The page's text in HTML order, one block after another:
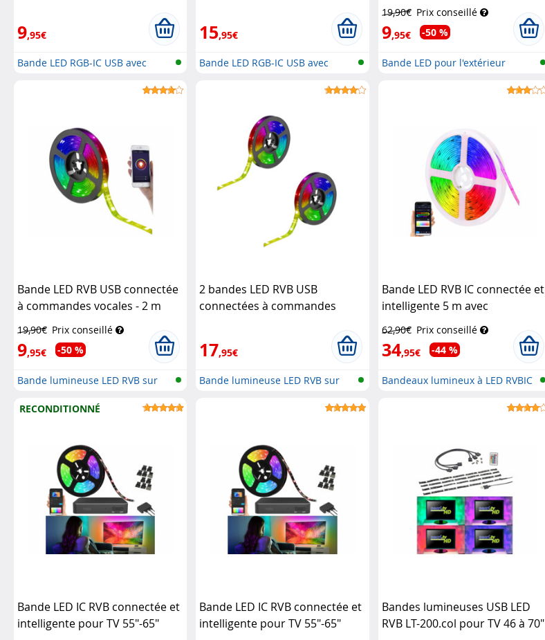
9,95€
Bande LED RGB-IC USB avec
15,95€
Bande LED RGB-IC USB avec
19,90€ Prix conseillé
9,95€ -50 %
Bande LED pour l'extérieur
Bande LED RVB USB connectée
à commandes vocales - 2 m
Luminea Home Control
19,90€ Prix conseillé
9,95€ -50 %
Bande lumineuse LED RVB sur
2 bandes LED RVB USB
connectées à commandes
17,95€
Bande lumineuse LED RVB sur
Bande LED RVB IC connectée et
intelligente 5 m avec
commandes vocales
Home Control
62,90€ Prix conseillé
34,95€ -44 %
Bandeaux lumineux à LED RVBIC
RECONDITIONNÉ
Bande LED IC RVB connectée et
intelligente pour TV 55"-65"
Bande LED IC RVB connectée et
intelligente pour TV 55"-65"
Bandes lumineuses USB LED
RVB LT-200.col pour TV 46 à 70"